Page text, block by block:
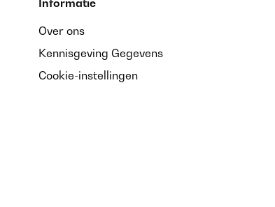
Informatie
Over ons
Kennisgeving Gegevens
Cookie-instellingen